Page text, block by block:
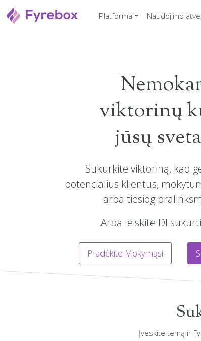
Platforma Naudojimo
viktorinų
jūsų
Sukurkite viktoriną, kad
potencialius klientus,
arba tiesiog
Arba leiskite DI
Pradėkite Mokymąsi
Įveskite temą ir